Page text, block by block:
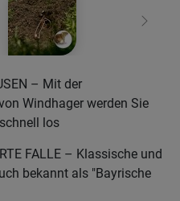
Weiter
– Mit der
Windhager werden Sie
los
FALLE – Klassische und
bekannt als "Bayrische